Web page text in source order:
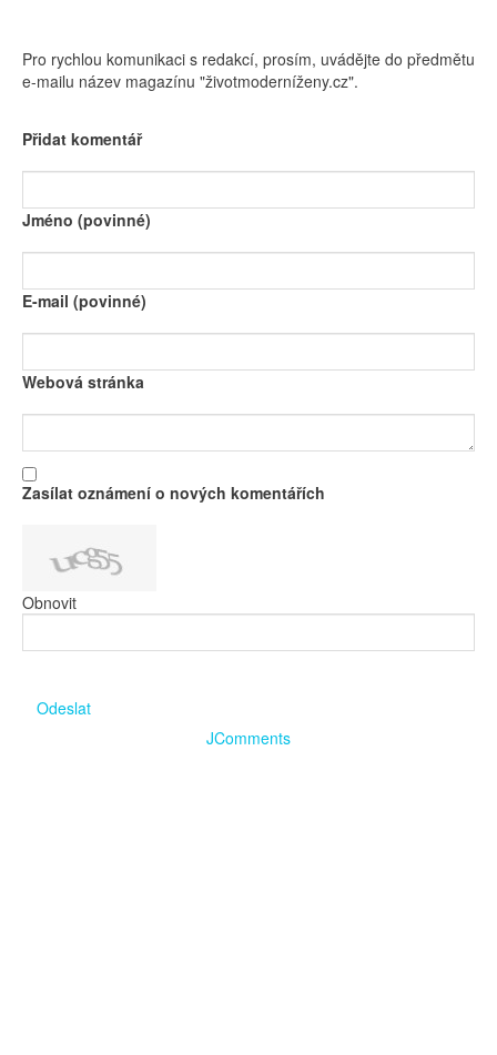
Pro rychlou komunikaci s redakcí, prosím, uvádějte do předmětu
e-mailu název magazínu "životmoderníženy.cz".
Přidat komentář
Jméno (povinné)
E-mail (povinné)
Webová stránka
Zasílat oznámení o nových komentářích
Obnovit
Odeslat
JComments